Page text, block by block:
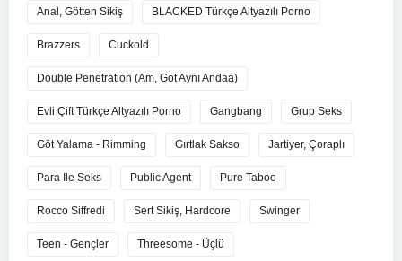
Anal, Götten Sikiş BLACKED Türkçe Altyazılı Porno
Brazzers Cuckold
Double Penetration (Am, Göt Aynı Andaa)
Evli Çift Türkçe Altyazılı Porno Gangbang Grup Seks
Göt Yalama - Rimming Gırtlak Sakso Jartiyer, Çoraplı
Para Ile Seks Public Agent Pure Taboo
Rocco Siffredi Sert Sikiş, Hardcore Swinger
Teen - Gençler Threesome - Üçlü